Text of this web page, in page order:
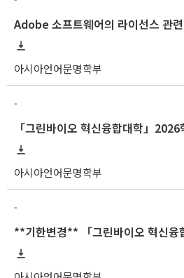
Adobe 소프트웨어의 라이선스 관
아시아언어문명학부
-
아시아언어문명학부
-